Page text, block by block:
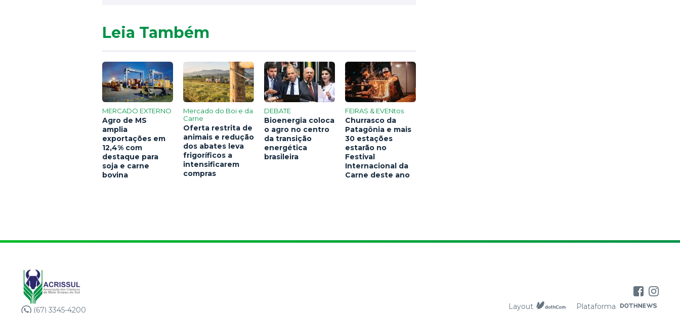
Leia Também
MERCADO EXTERNO
Agro de MS
amplia
exportações em
12,4% com
destaque para
soja e carne
bovina
Mercado do Boi e da
Carne
Oferta restrita de
animais e redução
dos abates leva
frigoríficos a
intensificarem
compras
DEBATE
Bioenergia coloca
o agro no centro
da transição
energética
brasileira
FEIRAS & EVENtos
Churrasco da
Patagônia e mais
30 estações
estarão no
Festival
Internacional da
Carne deste ano
(67) 3345-4200 Layout Plataforma